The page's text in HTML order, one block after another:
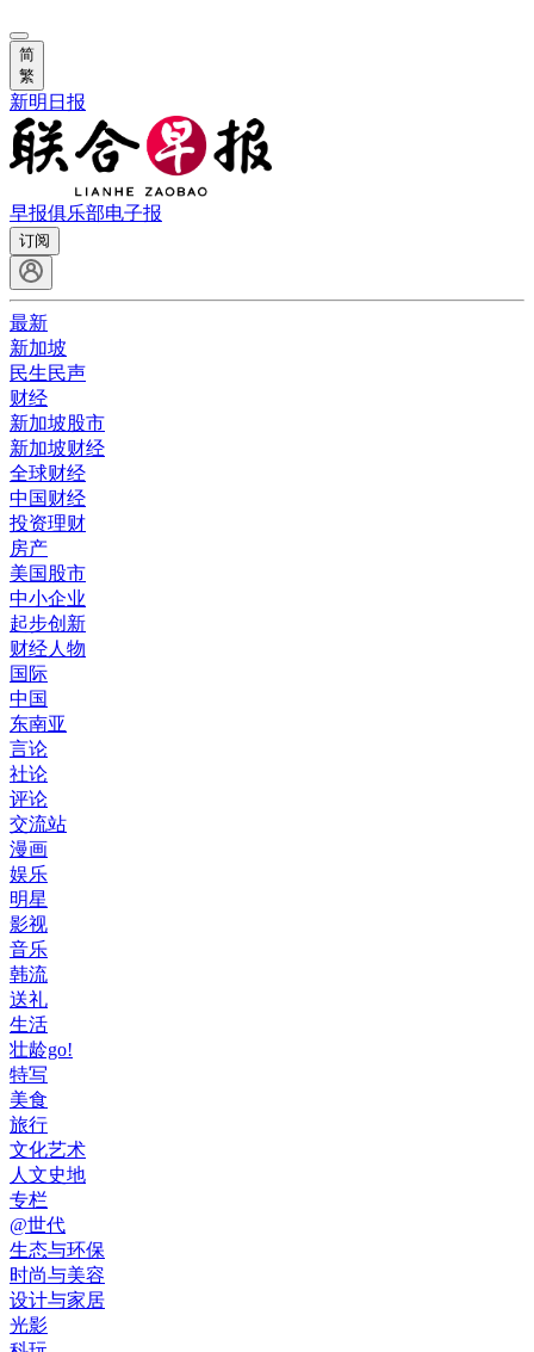
简
繁
新明日报
早报俱乐部电子报
订阅
最新
新加坡
民生民声
财经
新加坡股市
新加坡财经
全球财经
中国财经
投资理财
房产
美国股市
中小企业
起步创新
财经人物
国际
中国
东南亚
言论
社论
评论
交流站
漫画
娱乐
明星
影视
音乐
韩流
送礼
生活
壮龄go!
特写
美食
旅行
文化艺术
人文史地
专栏
@世代
生态与环保
时尚与美容
设计与家居
光影